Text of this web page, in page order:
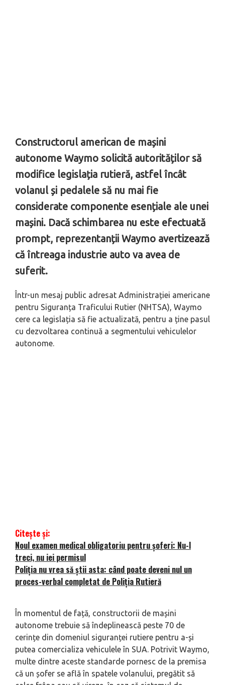
Constructorul american de mașini
autonome Waymo solicită autorităților să
modifice legislația rutieră, astfel încât
volanul și pedalele să nu mai fie
considerate componente esențiale ale unei
mașini. Dacă schimbarea nu este efectuată
prompt, reprezentanții Waymo avertizează
că întreaga industrie auto va avea de
suferit.
Într-un mesaj public adresat Administrației americane
pentru Siguranța Traficului Rutier (NHTSA), Waymo
cere ca legislația să fie actualizată, pentru a ține pasul
cu dezvoltarea continuă a segmentului vehiculelor
autonome.
Citește și:
Noul examen medical obligatoriu pentru șoferi: Nu-l
treci, nu iei permisul
Poliția nu vrea să știi asta: când poate deveni nul un
proces-verbal completat de Poliţia Rutieră
În momentul de față, constructorii de mașini
autonome trebuie să îndeplinească peste 70 de
cerințe din domeniul siguranței rutiere pentru a-și
putea comercializa vehiculele în SUA. Potrivit Waymo,
multe dintre aceste standarde pornesc de la premisa
că un șofer se află în spatele volanului, pregătit să